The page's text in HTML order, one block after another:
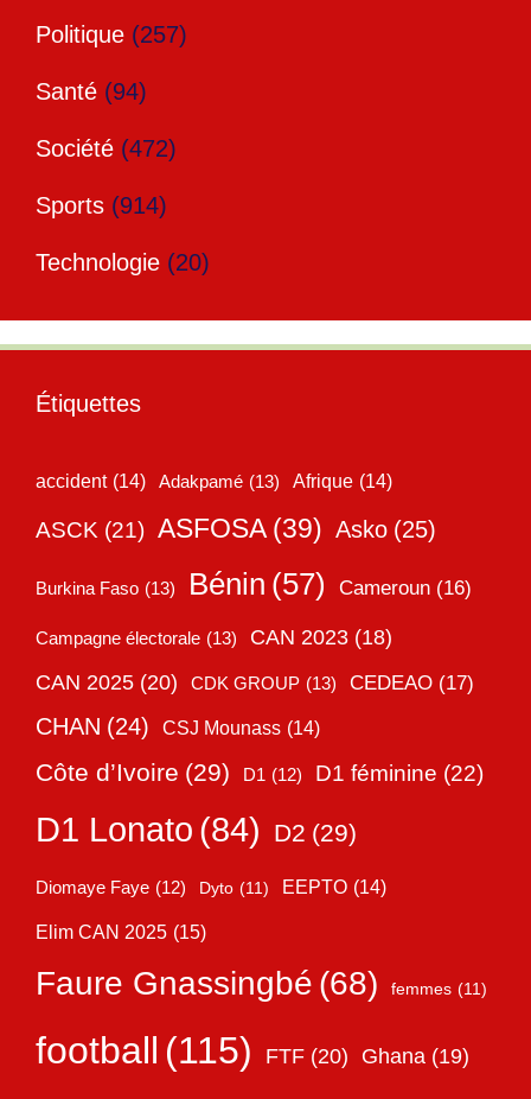
Politique (257)
Santé (94)
Société (472)
Sports (914)
Technologie (20)
Étiquettes
accident (14) Adakpamé (13) Afrique (14)
ASCK (21) ASFOSA (39) Asko (25)
Burkina Faso (13) Bénin (57) Cameroun (16)
Campagne électorale (13) CAN 2023 (18)
CAN 2025 (20) CDK GROUP (13) CEDEAO (17)
CHAN (24) CSJ Mounass (14)
Côte d’Ivoire (29) D1 (12) D1 féminine (22)
D1 Lonato (84) D2 (29)
Diomaye Faye (12) Dyto (11) EEPTO (14)
Elim CAN 2025 (15)
Faure Gnassingbé (68) femmes (11)
football (115) FTF (20) Ghana (19)